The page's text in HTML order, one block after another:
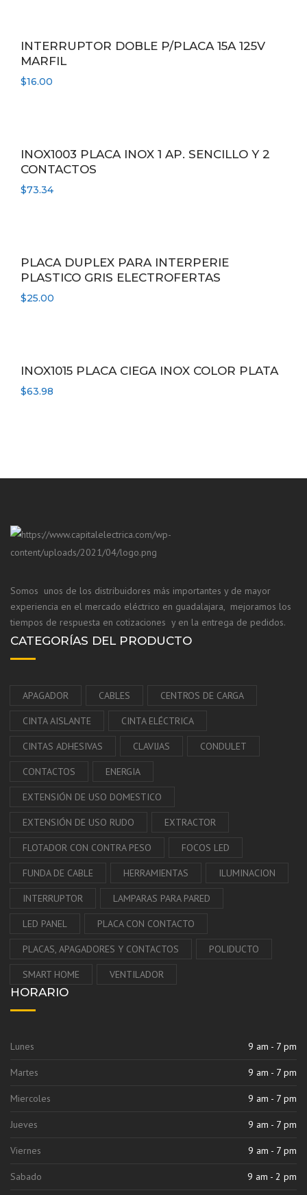
INTERRUPTOR DOBLE P/PLACA 15A 125V
MARFIL
$16.00
INOX1003 PLACA INOX 1 AP. SENCILLO Y 2
CONTACTOS
$73.34
PLACA DUPLEX PARA INTERPERIE
PLASTICO GRIS ELECTROFERTAS
$25.00
INOX1015 PLACA CIEGA INOX COLOR PLATA
$63.98
Somos unos de los distribuidores más importantes y de mayor
experiencia en el mercado eléctrico en guadalajara, mejoramos los
tiempos de respuesta en cotizaciones y en la entrega de pedidos.
CATEGORÍAS DEL PRODUCTO
APAGADOR CABLES CENTROS DE CARGA
CINTA AISLANTE CINTA ELÉCTRICA
CINTAS ADHESIVAS CLAVIJAS CONDULET
CONTACTOS ENERGIA
EXTENSIÓN DE USO DOMESTICO
EXTENSIÓN DE USO RUDO EXTRACTOR
FLOTADOR CON CONTRA PESO FOCOS LED
FUNDA DE CABLE HERRAMIENTAS ILUMINACION
INTERRUPTOR LAMPARAS PARA PARED
LED PANEL PLACA CON CONTACTO
PLACAS, APAGADORES Y CONTACTOS POLIDUCTO
SMART HOME VENTILADOR
HORARIO
Lunes 9 am - 7 pm
Martes 9 am - 7 pm
Miercoles 9 am - 7 pm
Jueves 9 am - 7 pm
Viernes 9 am - 7 pm
Sabado 9 am - 2 pm